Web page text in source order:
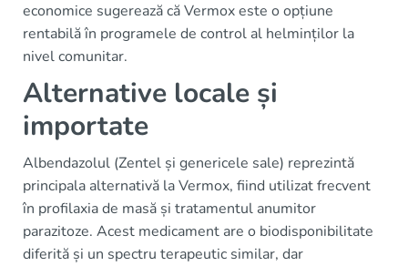
economice sugerează că Vermox este o opțiune
rentabilă în programele de control al helminților la
nivel comunitar.
Alternative locale și
importate
Albendazolul (Zentel și genericele sale) reprezintă
principala alternativă la Vermox, fiind utilizat frecvent
în profilaxia de masă și tratamentul anumitor
parazitoze. Acest medicament are o biodisponibilitate
diferită și un spectru terapeutic similar, dar